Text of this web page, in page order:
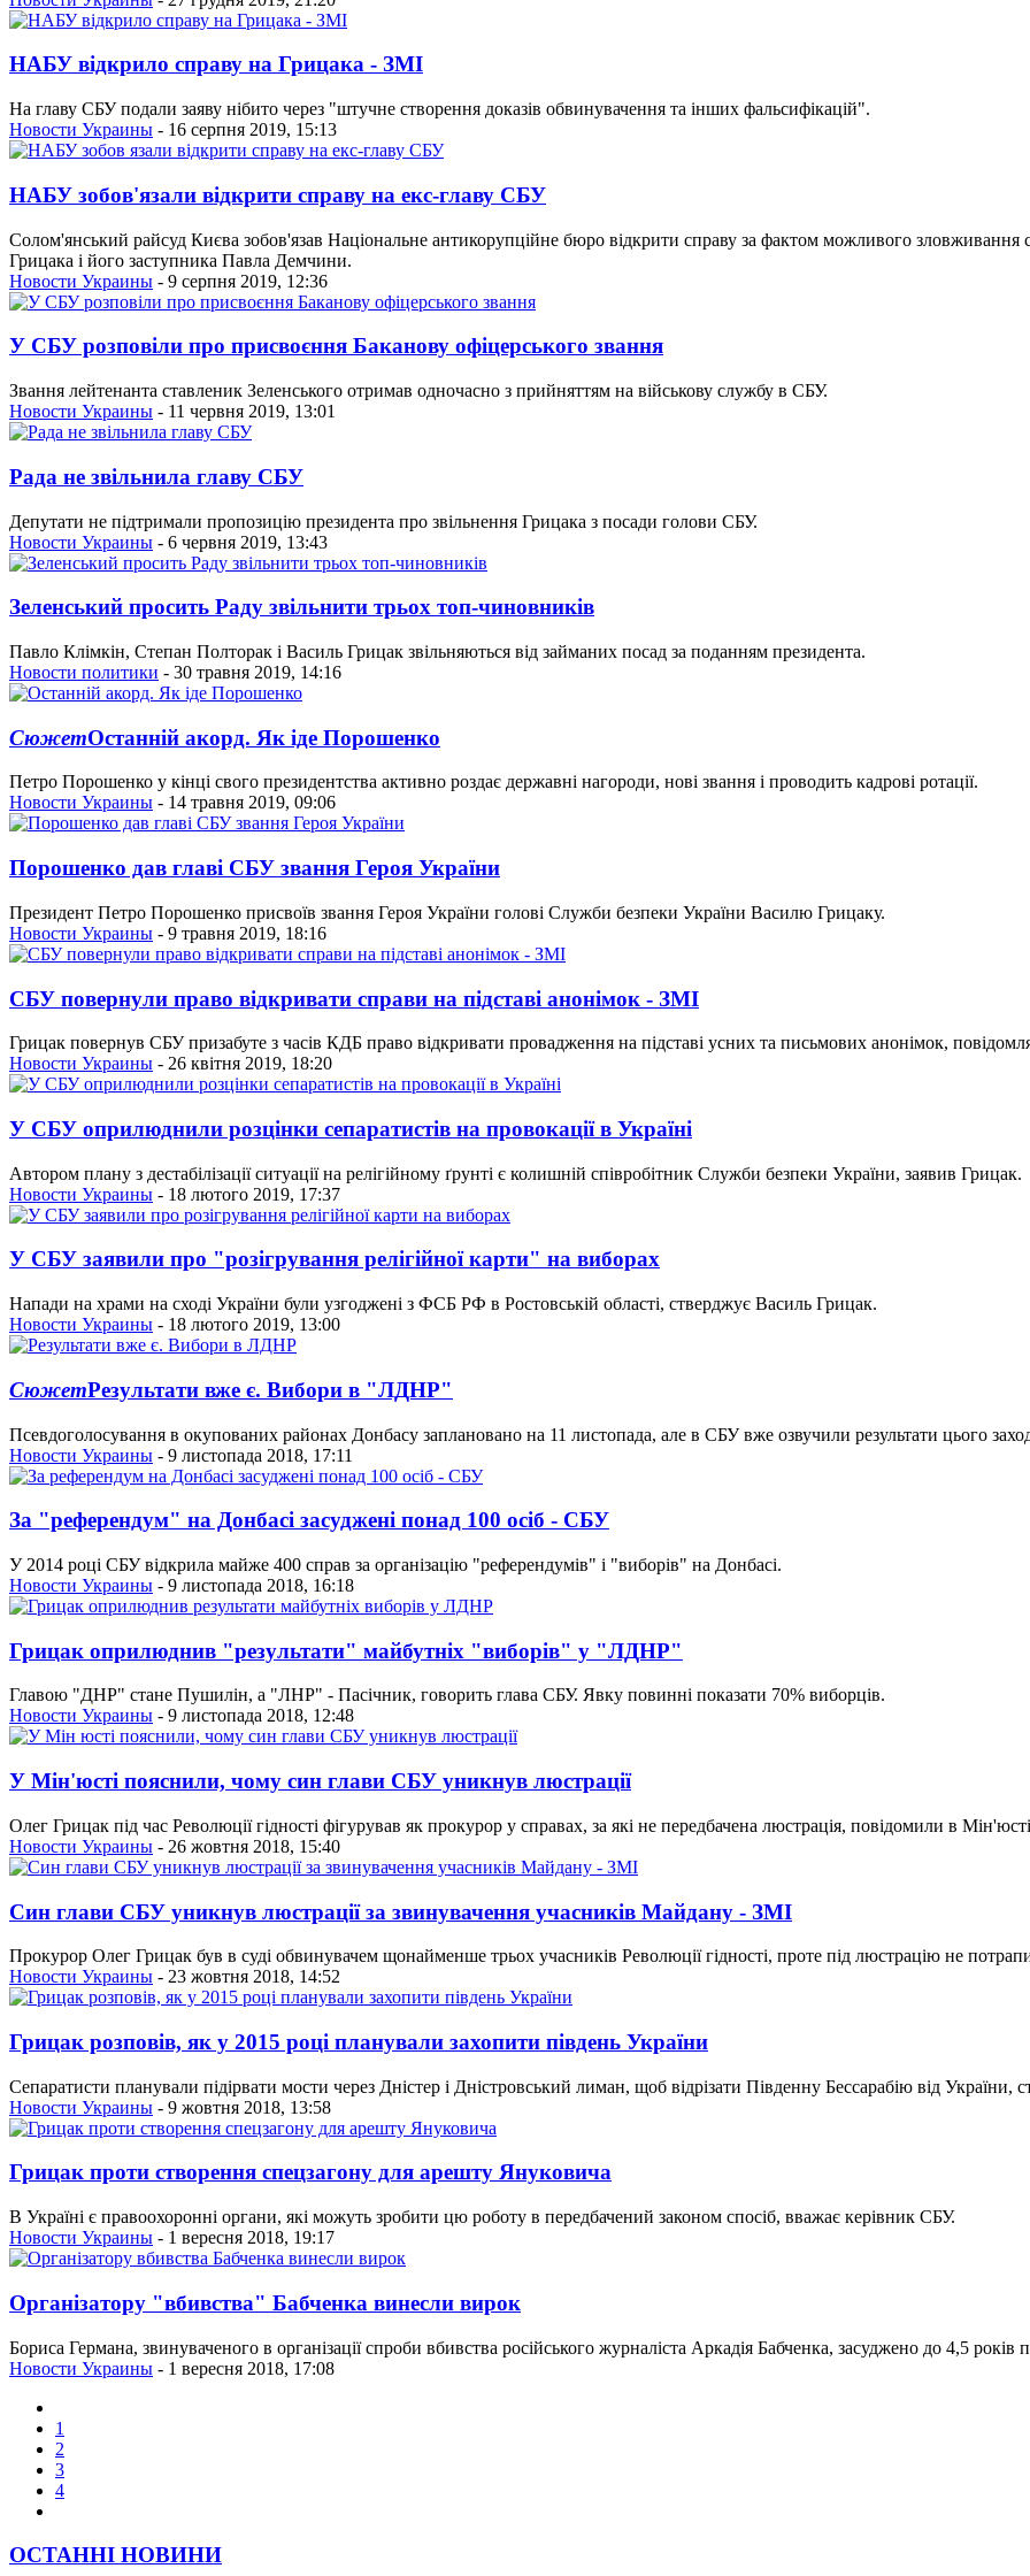
НАБУ відкрило справу на Грицака - ЗМІ
На главу СБУ подали заяву нібито через "штучне створення доказів обвинувачення та інших фальсифікацій".
Новости Украины - 16 серпня 2019, 15:13
НАБУ зобов'язали відкрити справу на екс-главу СБУ
Солом'янський райсуд Києва зобов'язав Національне антикорупційне бюро відкрити справу за фактом можливого
Грицака і його заступника Павла Демчини.
Новости Украины - 9 серпня 2019, 12:36
У СБУ розповіли про присвоєння Баканову офіцерського звання
Звання лейтенанта ставленик Зеленського отримав одночасно з прийняттям на військову службу в СБУ.
Новости Украины - 11 червня 2019, 13:01
Рада не звільнила главу СБУ
Депутати не підтримали пропозицію президента про звільнення Грицака з посади голови СБУ.
Новости Украины - 6 червня 2019, 13:43
Зеленський просить Раду звільнити трьох топ-чиновників
Павло Клімкін, Степан Полторак і Василь Грицак звільняються від займаних посад за поданням президента.
Новости политики - 30 травня 2019, 14:16
СюжетОстанній акорд. Як іде Порошенко
Петро Порошенко у кінці свого президентства активно роздає державні нагороди, нові звання і проводить кадрові ротації.
Новости Украины - 14 травня 2019, 09:06
Порошенко дав главі СБУ звання Героя України
Президент Петро Порошенко присвоїв звання Героя України голові Служби безпеки України Василю Грицаку.
Новости Украины - 9 травня 2019, 18:16
СБУ повернули право відкривати справи на підставі анонімок - ЗМІ
Грицак повернув СБУ призабуте з часів КДБ право відкривати провадження на підставі усних та письмових анонімок,
Новости Украины - 26 квітня 2019, 18:20
У СБУ оприлюднили розцінки сепаратистів на провокації в Україні
Автором плану з дестабілізації ситуації на релігійному ґрунті є колишній співробітник Служби безпеки України, заявив Грицак.
Новости Украины - 18 лютого 2019, 17:37
У СБУ заявили про "розігрування релігійної карти" на виборах
Напади на храми на сході України були узгоджені з ФСБ РФ в Ростовській області, стверджує Василь Грицак.
Новости Украины - 18 лютого 2019, 13:00
СюжетРезультати вже є. Вибори в "ЛДНР"
Псевдоголосування в окупованих районах Донбасу заплановано на 11 листопада, але в СБУ вже озвучили результати цього
Новости Украины - 9 листопада 2018, 17:11
За "референдум" на Донбасі засуджені понад 100 осіб - СБУ
У 2014 році СБУ відкрила майже 400 справ за організацію "референдумів" і "виборів" на Донбасі.
Новости Украины - 9 листопада 2018, 16:18
Грицак оприлюднив "результати" майбутніх "виборів" у "ЛДНР"
Главою "ДНР" стане Пушилін, а "ЛНР" - Пасічник, говорить глава СБУ. Явку повинні показати 70% виборців.
Новости Украины - 9 листопада 2018, 12:48
У Мін'юсті пояснили, чому син глави СБУ уникнув люстрації
Олег Грицак під час Революції гідності фігурував як прокурор у справах, за які не передбачена люстрація, повідомили в
Новости Украины - 26 жовтня 2018, 15:40
Син глави СБУ уникнув люстрації за звинувачення учасників Майдану - ЗМІ
Прокурор Олег Грицак був в суді обвинувачем щонайменше трьох учасників Революції гідності, проте під люстрацію не
Новости Украины - 23 жовтня 2018, 14:52
Грицак розповів, як у 2015 році планували захопити південь України
Сепаратисти планували підірвати мости через Дністер і Дністровський лиман, щоб відрізати Південну Бессарабію від України,
Новости Украины - 9 жовтня 2018, 13:58
Грицак проти створення спецзагону для арешту Януковича
В Україні є правоохоронні органи, які можуть зробити цю роботу в передбачений законом спосіб, вважає керівник СБУ.
Новости Украины - 1 вересня 2018, 19:17
Організатору "вбивства" Бабченка винесли вирок
Бориса Германа, звинуваченого в організації спроби вбивства російського журналіста Аркадія Бабченка, засуджено до 4,5
Новости Украины - 1 вересня 2018, 17:08
1
2
3
4
ОСТАННІ НОВИНИ